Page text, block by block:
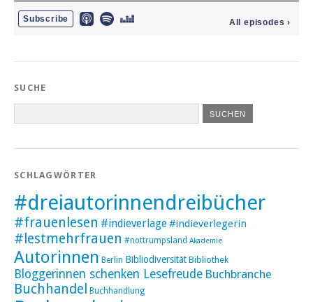
SUCHE
SCHLAGWÖRTER
#dreiautorinnendreibücher
#frauenlesen #indieverlage#indieverlegerin
#lestmehrfrauen #nottrumpsland Akademie
Autorinnen Berlin Bibliodiversität Bibliothek
Bloggerinnen schenken Lesefreude Buchbranche
Buchhandel Buchhandlung